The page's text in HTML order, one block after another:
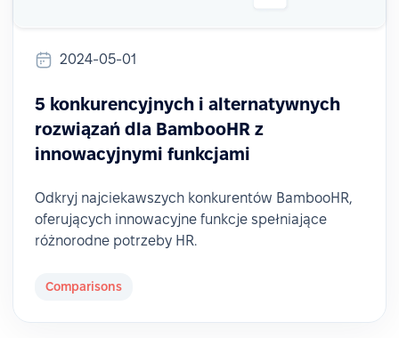
2024-05-01
5 konkurencyjnych i alternatywnych
rozwiązań dla BambooHR z
innowacyjnymi funkcjami
Odkryj najciekawszych konkurentów BambooHR,
oferujących innowacyjne funkcje spełniające
różnorodne potrzeby HR.
Comparisons